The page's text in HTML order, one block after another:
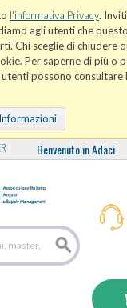
l'informativa Privacy.
agli utenti che
Chi sceglie di chiudere
Per saperne di più o
possono consultare
Benvenuto in Adaci